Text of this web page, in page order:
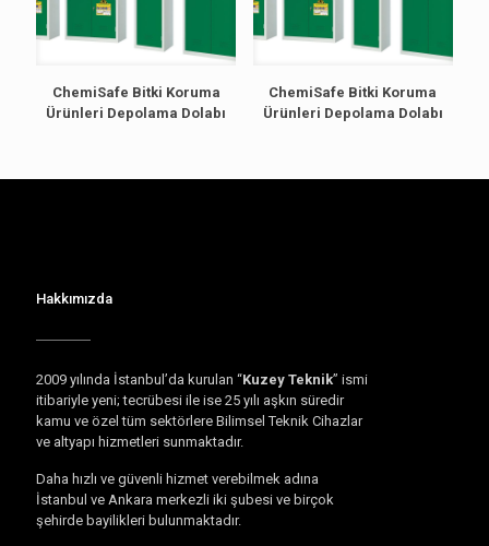
ChemiSafe Bitki Koruma
Ürünleri Depolama Dolabı
ChemiSafe Bitki Koruma
Ürünleri Depolama Dolabı
Hakkımızda
2009 yılında İstanbul’da kurulan “Kuzey Teknik” ismi
itibariyle yeni; tecrübesi ile ise 25 yılı aşkın süredir
kamu ve özel tüm sektörlere Bilimsel Teknik Cihazlar
ve altyapı hizmetleri sunmaktadır.
Daha hızlı ve güvenli hizmet verebilmek adına
İstanbul ve Ankara merkezli iki şubesi ve birçok
şehirde bayilikleri bulunmaktadır.